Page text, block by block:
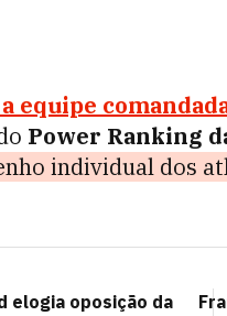
a equipe
Power Ranking
individual dos
elogia oposição da